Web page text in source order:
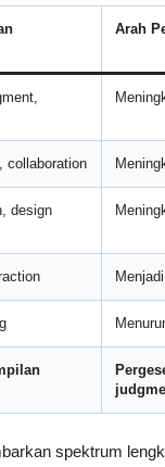
Arah
collaboration
design
spektrum